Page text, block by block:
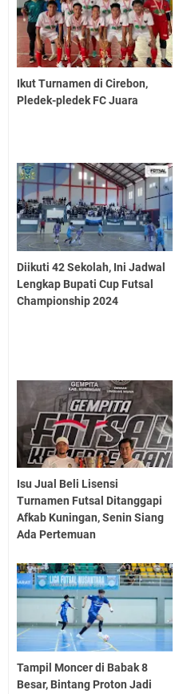
Ikut Turnamen di Cirebon,
Pledek-pledek FC Juara
Diikuti 42 Sekolah, Ini Jadwal
Lengkap Bupati Cup Futsal
Championship 2024
Isu Jual Beli Lisensi
Turnamen Futsal Ditanggapi
Afkab Kuningan, Senin Siang
Ada Pertemuan
Tampil Moncer di Babak 8
Besar, Bintang Proton Jadi